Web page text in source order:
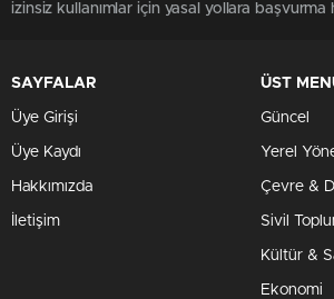
izinsiz kullanımlar için yasal yollara başvurma
SAYFALAR
Üye Girişi
Üye Kaydı
Hakkımızda
İletişim
ÜST
Güncel
Yerel
Çevre &
Sivil
Kültür &
Ekonomi